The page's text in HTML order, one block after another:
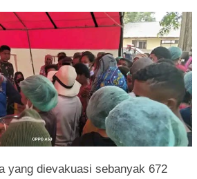
yang dievakuasi sebanyak 672